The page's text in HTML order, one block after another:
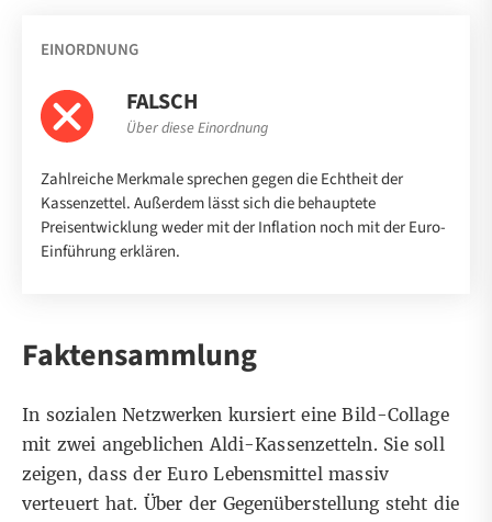
EINORDNUNG
FALSCH
Über diese Einordnung
Zahlreiche Merkmale sprechen gegen die Echtheit der
Kassenzettel. Außerdem lässt sich die behauptete
Preisentwicklung weder mit der Inflation noch mit der Euro-
Einführung erklären.
Faktensammlung
In sozialen Netzwerken kursiert eine Bild-Collage
mit zwei angeblichen Aldi-Kassenzetteln. Sie soll
zeigen, dass der Euro Lebensmittel massiv
verteuert hat. Über der Gegenüberstellung steht die